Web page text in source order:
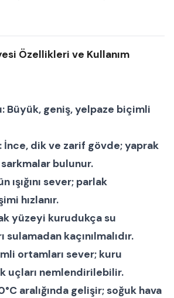
Özellikleri ve Kullanım
Büyük, geniş, yelpaze biçimli
İnce, dik ve zarif gövde; yaprak
bulunur.
ışığını sever; parlak
hızlanır.
yüzeyi kurudukça su
sulamadan kaçınılmalıdır.
ortamları sever; kuru
uçları nemlendirilebilir.
aralığında gelişir; soğuk hava